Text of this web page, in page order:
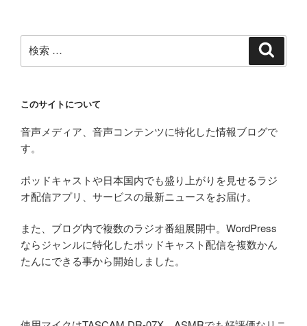
索:
このサイトについて
音声メディア、音声コンテンツに特化した情報ブログで
す。
ポッドキャストや日本国内でも盛り上がりを見せるラジ
オ配信アプリ、サービスの最新ニュースをお届け。
また、ブログ内で複数のラジオ番組展開中。WordPress
ならジャンルに特化したポッドキャスト配信を複数かん
たんにできる事から開始しました。